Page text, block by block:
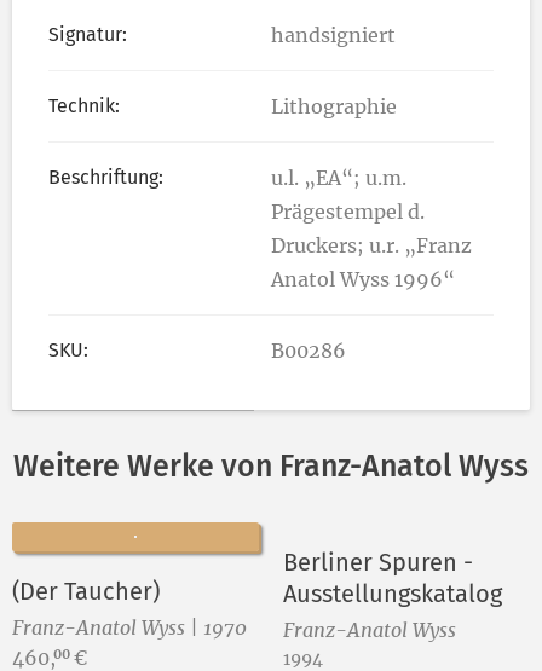
Signatur: handsigniert
Technik: Lithographie
Beschriftung:
u.l. „EA“; u.m.
Prägestempel d.
Druckers; u.r. „Franz
Anatol Wyss 1996“
SKU: B00286
Weitere Werke von Franz-Anatol Wyss
(Der Taucher)
Franz-Anatol Wyss | 1970
Preis:
460,00 €
Berliner Spuren -
Ausstellungskatalog
Franz-Anatol Wyss
1994